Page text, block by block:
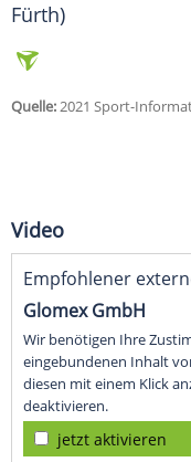
Fürth)
Quelle:2021 Sport-
Video
Empfohlener
Glomex GmbH
Wir benötigen Ihre
eingebundenen Inhalt
diesen mit einem Klick
deaktivieren.
jetzt aktivieren